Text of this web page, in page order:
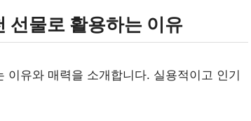
선물로 활용하는 이유
유와 매력을 소개합니다. 실용적이고 인기